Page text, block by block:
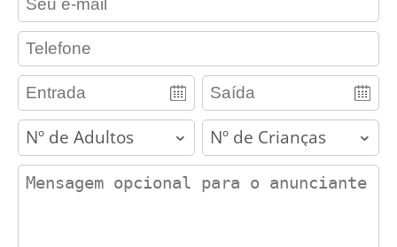
contact_phone
adults children
contact_message